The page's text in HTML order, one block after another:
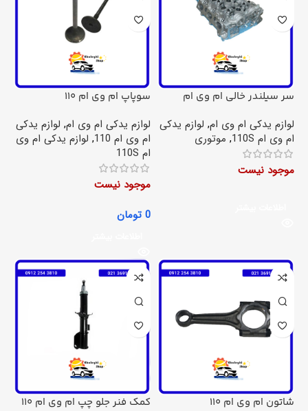
سر سیلندر خالی ام وی ام
لوازم یدکی ام وی ام, لوازم یدکی
ام وی ام 110S
, موتوری
موجود نیست
سوپاپ ام وی ام 110
لوازم یدکی ام وی ام, لوازم یدکی
ام وی ام 110
, لوازم یدکی ام وی
ام 110S
موجود نیست
0 تومان
شاتون ام وی ام 110
کمک فنر جلو چپ ام وی ام 110